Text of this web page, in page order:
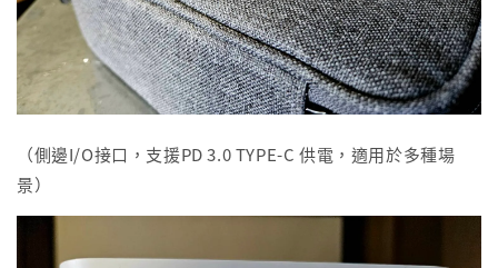
（側邊I/O接口，支援PD 3.0 TYPE-C 供電，適用於多種場
景）